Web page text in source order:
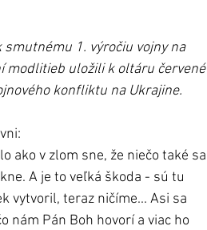
1. výročiu vojny na
modlitieb uložili k oltáru červené
konfliktu na Ukrajine.
v zlom sne, že niečo také sa
A je to veľká škoda - sú tu
vytvoril, teraz ničíme... Asi sa
Pán Boh hovorí a viac ho